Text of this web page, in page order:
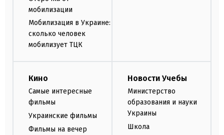
мобилизации
Мобилизация в Украине:
сколько человек
мобилизует ТЦК
Кино
Самые интересные
фильмы
Украинские фильмы
Фильмы на вечер
Новости Учебы
Министерство
образования и науки
Украины
Школа